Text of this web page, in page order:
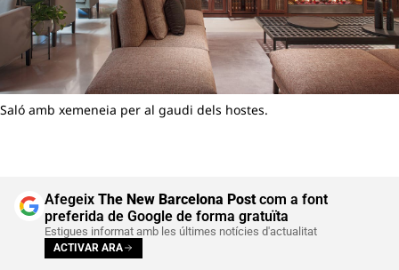
Saló amb xemeneia per al gaudi dels hostes.
Afegeix The New Barcelona Postcom a font
preferida de Google de forma gratuïta
Estigues informat amb les últimes notícies d'actualitat
ACTIVAR ARA